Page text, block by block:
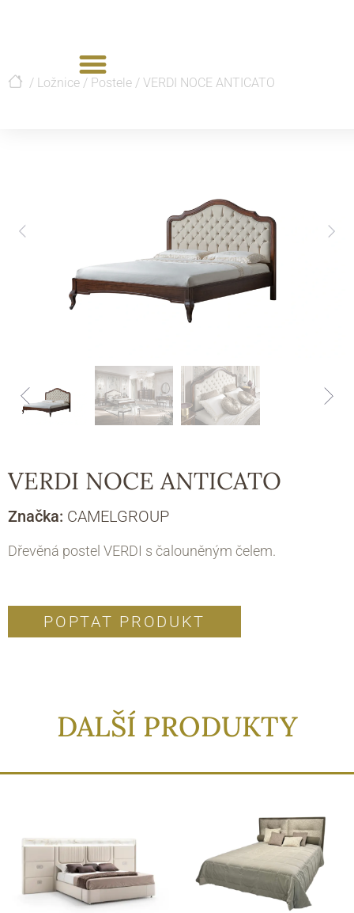
/ Ložnice / Postele / VERDI NOCE ANTICATO
VERDI NOCE ANTICATO
Značka: CAMELGROUP
Dřevěná postel VERDI s čalouněným čelem.
POPTAT PRODUKT
DALŠÍ PRODUKTY